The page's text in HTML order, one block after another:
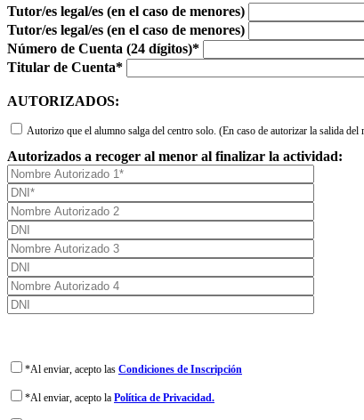
Tutor/es legal/es (en el caso de menores)
Tutor/es legal/es (en el caso de menores)
Número de Cuenta (24 dígitos)*
Titular de Cuenta*
AUTORIZADOS:
Autorizo que el alumno salga del centro solo. (En caso de autorizar la salida
Autorizados a recoger al menor al finalizar la actividad:
*Al enviar, acepto las Condiciones de Inscripción
*Al enviar, acepto la Política de Privacidad.